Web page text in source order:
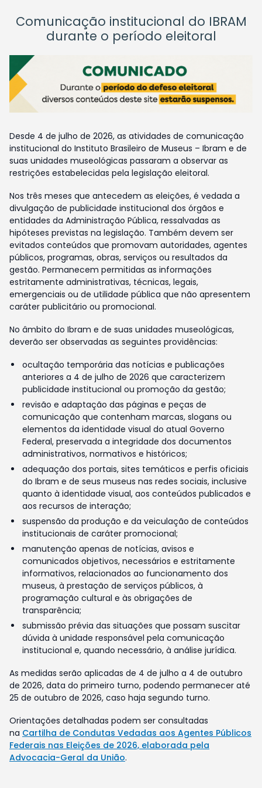
Comunicação institucional do IBRAM
durante o período eleitoral
Desde 4 de julho de 2026, as atividades de comunicação
institucional do Instituto Brasileiro de Museus – Ibram e de
suas unidades museológicas passaram a observar as
restrições estabelecidas pela legislação eleitoral.
Nos três meses que antecedem as eleições, é vedada a
divulgação de publicidade institucional dos órgãos e
entidades da Administração Pública, ressalvadas as
hipóteses previstas na legislação. Também devem ser
evitados conteúdos que promovam autoridades, agentes
públicos, programas, obras, serviços ou resultados da
gestão. Permanecem permitidas as informações
estritamente administrativas, técnicas, legais,
emergenciais ou de utilidade pública que não apresentem
caráter publicitário ou promocional.
No âmbito do Ibram e de suas unidades museológicas,
deverão ser observadas as seguintes providências:
ocultação temporária das notícias e publicações
anteriores a 4 de julho de 2026 que caracterizem
publicidade institucional ou promoção da gestão;
revisão e adaptação das páginas e peças de
comunicação que contenham marcas, slogans ou
elementos da identidade visual do atual Governo
Federal, preservada a integridade dos documentos
administrativos, normativos e históricos;
adequação dos portais, sites temáticos e perfis oficiais
do Ibram e de seus museus nas redes sociais, inclusive
quanto à identidade visual, aos conteúdos publicados e
aos recursos de interação;
suspensão da produção e da veiculação de conteúdos
institucionais de caráter promocional;
manutenção apenas de notícias, avisos e
comunicados objetivos, necessários e estritamente
informativos, relacionados ao funcionamento dos
museus, à prestação de serviços públicos, à
programação cultural e às obrigações de
transparência;
submissão prévia das situações que possam suscitar
dúvida à unidade responsável pela comunicação
institucional e, quando necessário, à análise jurídica.
As medidas serão aplicadas de 4 de julho a 4 de outubro
de 2026, data do primeiro turno, podendo permanecer até
25 de outubro de 2026, caso haja segundo turno.
Orientações detalhadas podem ser consultadas
na Cartilha de Condutas Vedadas aos Agentes Públicos
Federais nas Eleições de 2026, elaborada pela
Advocacia-Geral da União.